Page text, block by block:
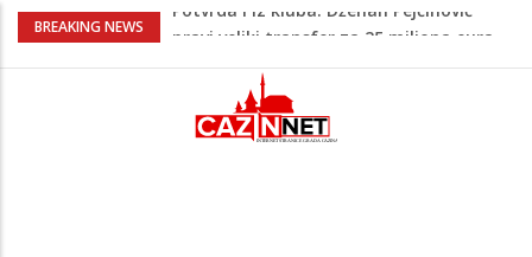
BREAKING NEWS
Psihijatrica: Ovo je greška koju većina
tinejdžerima
Ankara ograničava prolaz brodova kroz
Crno more zbog sve većih sigurnosnih